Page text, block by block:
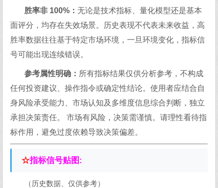
胜率非 100%： 无论是技术指标、量化模型还是基本
面评分，均存在失效场景。历史表现不代表未来收益，高
胜率数据往往基于特定市场环境，一旦环境变化，指标信
号可能出现连续错误。​
参考属性明确： 所有指标结果仅供分析参考，不构成
任何投资建议、操作指令或确定性结论。使用者应结合自
身风险承受能力、市场认知及多维度信息综合判断，独立
承担决策责任。​ 市场有风险，决策需谨慎。请理性看待指
标作用，避免过度依赖导致决策偏差。
☆指标信号贴图:
（历史数据、仅供参考）